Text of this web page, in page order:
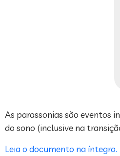
As parassonias são eventos
do sono (inclusive na
Leia o documento na íntegra.